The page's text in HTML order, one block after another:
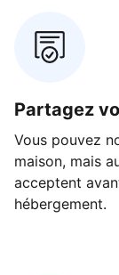
Partagez
Vous pouvez
maison, mais
acceptent
hébergement.